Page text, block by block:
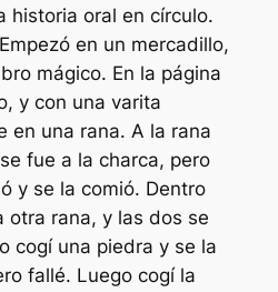
historia oral en círculo.
en un mercadillo,
mágico. En la página
y con una varita
en una rana. A la rana
fue a la charca, pero
y se la comió. Dentro
otra rana, y las dos se
cogí una piedra y se la
fallé. Luego cogí la